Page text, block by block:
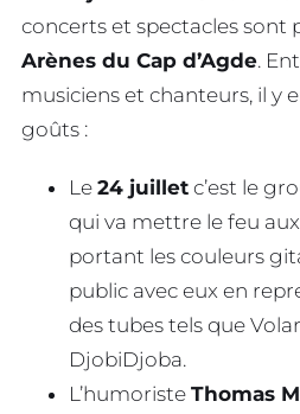
concerts et spectacles sont
Arènes du Cap d’Agde.
musiciens et chanteurs, il y
goûts :
Le 24 juillet c’est le
qui va mettre le feu
portant les couleurs
public avec eux en
des tubes tels que
DjobiDjoba.
L’humoriste Thomas